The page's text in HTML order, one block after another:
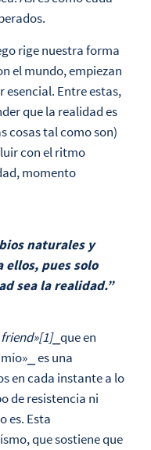
rige nuestra forma
el mundo, empiezan
esencial. Entre estas,
que la realidad es
cosas tal como son)
con el ritmo
momento
naturales y
ellos, pues solo
sea la realidad.”
⎯que en
es una
en cada instante a lo
de resistencia ni
es. Esta
que sostiene que